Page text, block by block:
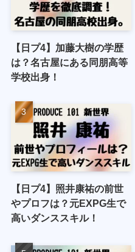
【日プ4】加藤大樹の学歴
は？名古屋にある同朋高等
学校出身！
【日プ4】照井康祐の前世
やプロフは？元EXPG生で
高いダンススキル！